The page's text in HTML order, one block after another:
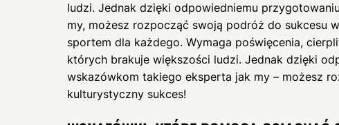
ludzi. Jednak dzięki odpowiedniemu
my, możesz rozpocząć swoją podróż do sukcesu
sportem dla każdego. Wymaga poświęcenia,
których brakuje większości ludzi. Jednak dzięki
wskazówkom takiego eksperta jak my – możesz
kulturystyczny sukces!